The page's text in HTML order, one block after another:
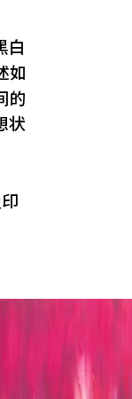
白
如
的
状